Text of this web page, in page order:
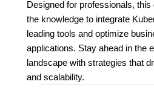
Designed for professionals,
the knowledge to integrate
leading tools and optimize
applications. Stay ahead in the
landscape with strategies that
and scalability.